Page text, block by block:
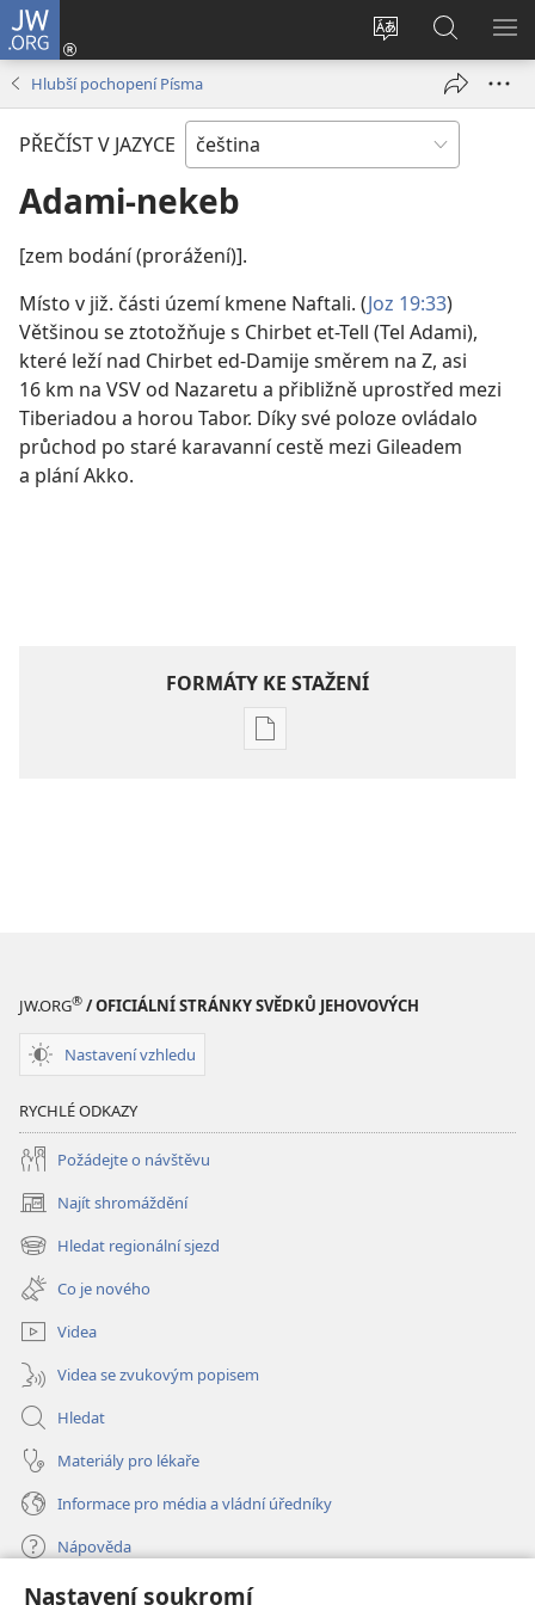
Nastavení soukromí
JW.ORG
Změnit
stránek
Přihlásit
se
okno)
Hledat
na
JW.ORG
Hlubší pochopení Písma
PŘEČÍST V JAZYCE
Adami-nekeb
[zem bodání (prorážení)].
Místo v již. části území kmene Naftali. (Joz 19:33)
Většinou se ztotožňuje s Chirbet et-Tell (Tel Adami),
které leží nad Chirbet ed-Damije směrem na Z, asi
16 km na VSV od Nazaretu a přibližně uprostřed mezi
Tiberiadou a horou Tabor. Díky své poloze ovládalo
průchod po staré karavanní cestě mezi Gileadem
a plání Akko.
FORMÁTY KE STAŽENÍ
Formáty
JW.ORG® / OFICIÁLNÍ STRÁNKY SVĚDKŮ JEHOVOVÝCH
Nastavení vzhledu
RYCHLÉ ODKAZY
Požádejte o návštěvu
Najít shromáždění
(otevřeno
nové
okno)
Hledat regionální sjezd
(otevřeno
nové
okno)
Co je nového
Videa
Videa se zvukovým popisem
Hledat
Materiály pro lékaře
Informace pro média a vládní úředníky
Nápověda